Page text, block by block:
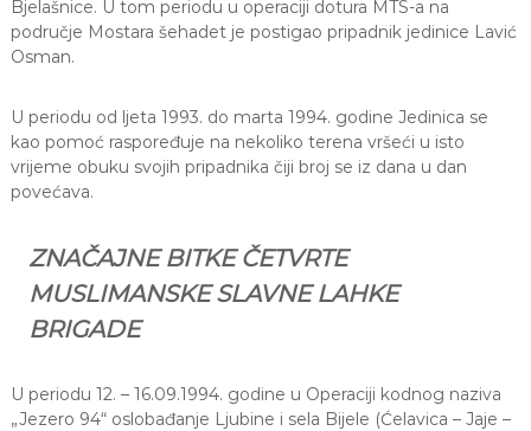
Bjelašnice. U tom periodu u operaciji dotura MTS-a na
područje Mostara šehadet je postigao pripadnik jedinice Lavić
Osman.
U periodu od ljeta 1993. do marta 1994. godine Jedinica se
kao pomoć raspoređuje na nekoliko terena vršeći u isto
vrijeme obuku svojih pripadnika čiji broj se iz dana u dan
povećava.
ZNAČAJNE BITKE ČETVRTE
MUSLIMANSKE SLAVNE LAHKE
BRIGADE
U periodu 12. – 16.09.1994. godine u Operaciji kodnog naziva
„Jezero 94“ oslobađanje Ljubine i sela Bijele (Ćelavica – Jaje –